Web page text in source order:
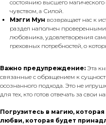
состоянию высшего
чувством, а Силой.
Мэгги Мун возвращает нас к
раздел наполнен
любовника, удовлетворения
греховных потребностей, о
Важно предупреждение: Эта
связанные с обращением к
осознанного подхода. Это не
для тех, кто готов отвечать за свои
Погрузитесь в магию,
любви, которая будет